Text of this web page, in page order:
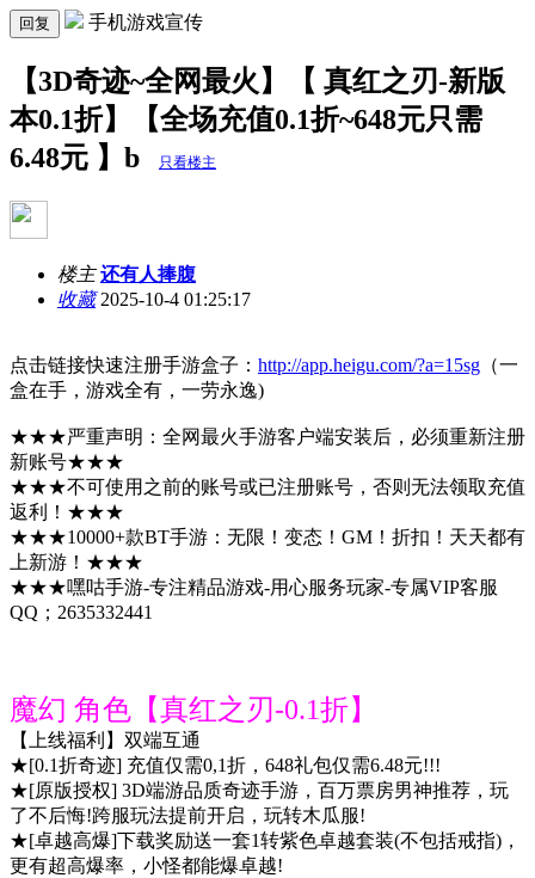
回复 手机游戏宣传
【3D奇迹~全网最火】【 真红之刃-新版
本0.1折】【全场充值0.1折~648元只需
6.48元 】b
只看楼主
楼主 还有人捧腹
收藏2025-10-4 01:25:17
点击链接快速注册手游盒子： http://app.heigu.com/?a=15sg （一
盒在手，游戏全有，一劳永逸)
★★★严重声明：全网最火手游客户端安装后，必须重新注册
新账号★★★
★★★不可使用之前的账号或已注册账号，否则无法领取充值
返利！★★★
★★★10000+款BT手游：无限！变态！GM！折扣！天天都有
上新游！★★★
★★★嘿咕手游-专注精品游戏-用心服务玩家-专属VIP客服
QQ；2635332441
魔幻 角色【真红之刃-0.1折】
【上线福利】双端互通
★[0.1折奇迹] 充值仅需0,1折，648礼包仅需6.48元!!!
★[原版授权] 3D端游品质奇迹手游，百万票房男神推荐，玩
了不后悔!跨服玩法提前开启，玩转木瓜服!
★[卓越高爆]下载奖励送一套1转紫色卓越套装(不包括戒指)，
更有超高爆率，小怪都能爆卓越!